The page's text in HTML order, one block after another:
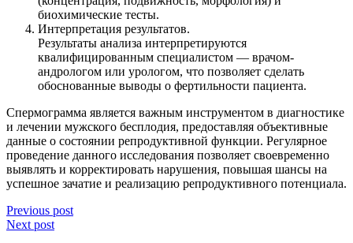
биохимические тесты.
Интерпретация результатов.
Результаты анализа интерпретируются
квалифицированным специалистом — врачом-
андрологом или урологом, что позволяет сделать
обоснованные выводы о фертильности пациента.
Спермограмма является важным инструментом в диагностике
и лечении мужского бесплодия, предоставляя объективные
данные о состоянии репродуктивной функции. Регулярное
проведение данного исследования позволяет своевременно
выявлять и корректировать нарушения, повышая шансы на
успешное зачатие и реализацию репродуктивного потенциала.
Previous post
Next post